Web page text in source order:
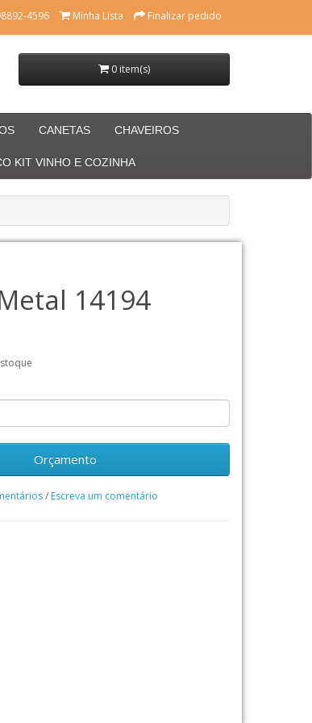
4596 Minha Lista Finalizar pedido
0 item(s)
CANETAS CHAVEIROS
KIT VINHO E COZINHA
14194
Orçamento
/ Escreva um comentário